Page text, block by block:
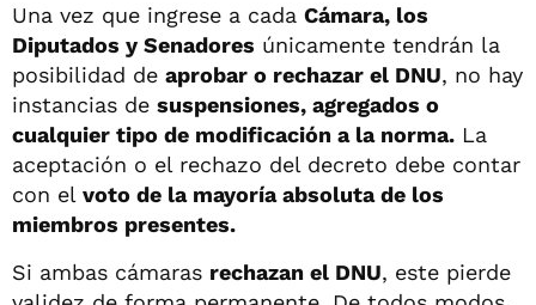
Una vez que ingrese a cada Cámara, los
Diputados y Senadores únicamente tendrán la
posibilidad de aprobar o rechazar el DNU, no hay
instancias de suspensiones, agregados o
cualquier tipo de modificación a la norma. La
aceptación o el rechazo del decreto debe contar
con el voto de la mayoría absoluta de los
miembros presentes.
Si ambas cámaras rechazan el DNU, este pierde